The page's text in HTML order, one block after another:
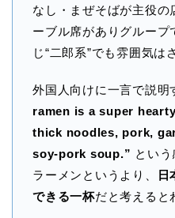
なし・まぜそばが主役の
ーブル席がありグループ
じ“二郎系”でも雰囲気は
外国人向けに一言で説明
ramen is a super
thick noodles, pork,
soy-pork soup.” とい
ラーメンというより、
できる一杯だと考えると